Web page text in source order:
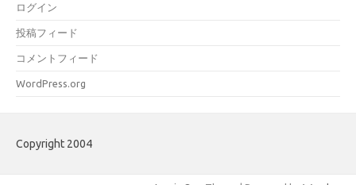
ログイン
投稿フィード
コメントフィード
WordPress.org
Copyright 2004